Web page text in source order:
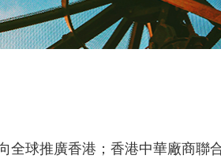
全球推廣香港；香港中華廠商聯